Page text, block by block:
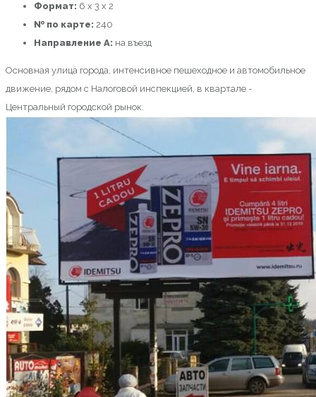
Формат: 6 х 3 x 2
№ по карте: 240
Направление A: на въезд
Основная улица города, интенсивное пешеходное и автомобильное
движение, рядом с Налоговой инспекцией, в квартале -
Центральный городской рынок.